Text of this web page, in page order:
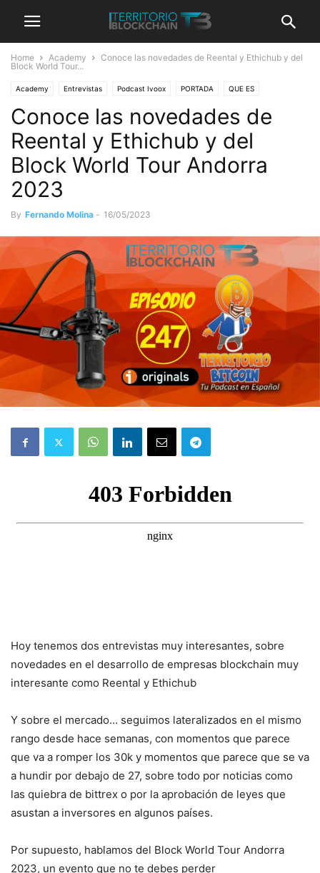
Home Academy
Conoce las novedades de Reental y Ethichub y del
Block World Tour...
Academy Entrevistas Podcast Ivoox PORTADA QUE ES
Territorio Bitcoin Podcast
Conoce las novedades de
Reental y Ethichub y del
Block World Tour Andorra
2023
By Fernando Molina - 16/05/2023
Hoy tenemos dos entrevistas muy interesantes, sobre
novedades en el desarrollo de empresas blockchain muy
interesante como Reental y Ethichub
Y sobre el mercado… seguimos lateralizados en el mismo
rango desde hace semanas, con momentos que parece
que va a romper los 30k y momentos que parece que se va
a hundir por debajo de 27, sobre todo por noticias como
las quiebra de bittrex o por la aprobación de leyes que
asustan a inversores en algunos países.
Por supuesto, hablamos del Block World Tour Andorra
2023, un evento que no te debes perder